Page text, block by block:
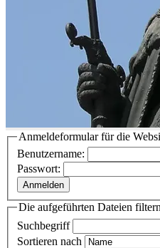
Anmeldeformular für die
Benutzername:
Passwort:
Anmelden
Die aufgeführten Dateien
Suchbegriff
Sortieren nach